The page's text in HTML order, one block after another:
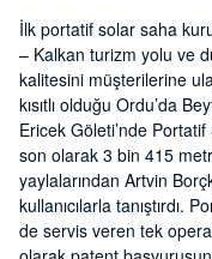
İlk portatif solar saha
– Kalkan turizm yolu ve
kalitesini müşterilerine
kısıtlı olduğu Ordu’da
Ericek Göleti’nde
son olarak 3 bin 415
yaylalarından Artvin
kullanıcılarla tanıştırdı.
de servis veren tek